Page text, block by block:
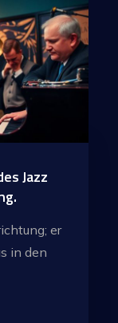
Jazz
er
in den